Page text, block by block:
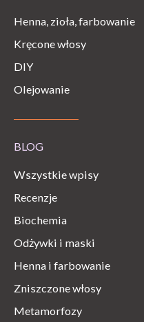
Henna, zioła, farbowanie
Kręcone włosy
DIY
Olejowanie
BLOG
Wszystkie wpisy
Recenzje
Biochemia
Odżywki i maski
Henna i farbowanie
Zniszczone włosy
Metamorfozy